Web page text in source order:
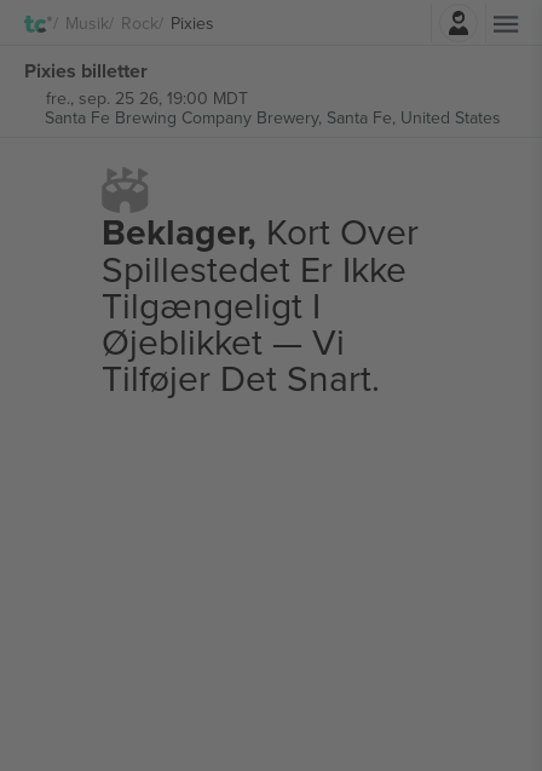
Musik Rock Pixies
Pixies billetter
fre., sep. 25 26, 19:00 MDT
Santa Fe Brewing Company Brewery, Santa Fe, United States
Beklager, Kort Over
Spillestedet Er Ikke
Tilgængeligt I
Øjeblikket — Vi
Tilføjer Det Snart.